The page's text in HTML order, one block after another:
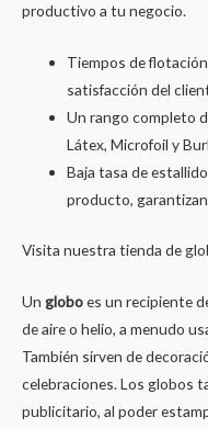
productivo a tu negocio.
Tiempos de
satisfacción del
Un rango completo
Látex, Microfoil y
Baja tasa de
producto,
Visita nuestra tienda de
Un globoes un recipiente
de aire o helio, a menudo
También sirven de
celebraciones. Los globos
publicitario, al poder